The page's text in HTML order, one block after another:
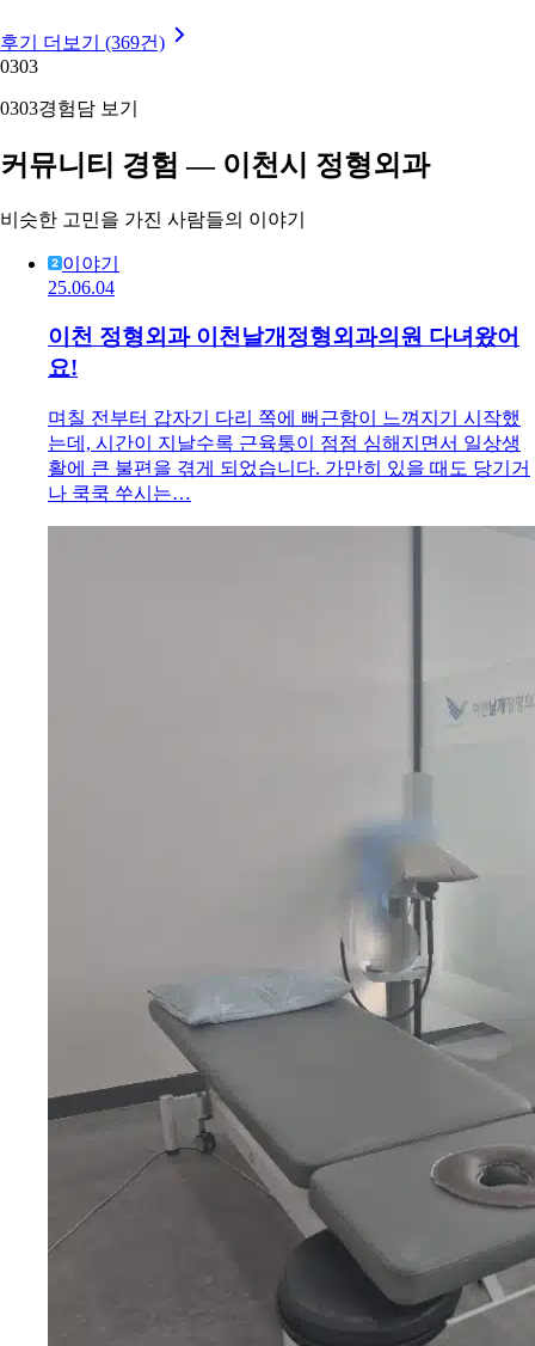
후기 더보기 (369건)
0303
0303경험담 보기
커뮤니티 경험 — 이천시 정형외과
비슷한 고민을 가진 사람들의 이야기
이야기
25.06.04
이천 정형외과 이천날개정형외과의원 다녀왔어
요!
며칠 전부터 갑자기 다리 쪽에 뻐근함이 느껴지기 시작했
는데, 시간이 지날수록 근육통이 점점 심해지면서 일상생
활에 큰 불편을 겪게 되었습니다. 가만히 있을 때도 당기거
나 쿡쿡 쑤시는…